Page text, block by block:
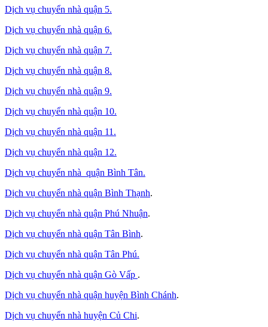
Dịch vụ chuyển nhà quận 5.
Dịch vụ chuyển nhà quận 6.
Dịch vụ chuyển nhà quận 7.
Dịch vụ chuyển nhà quận 8.
Dịch vụ chuyển nhà quận 9.
Dịch vụ chuyển nhà quận 10.
Dịch vụ chuyển nhà quận 11.
Dịch vụ chuyển nhà quận 12.
Dịch vụ chuyển nhà quận Bình Tân.
Dịch vụ chuyển nhà quận Bình Thạnh.
Dịch vụ chuyển nhà quận Phú Nhuận.
Dịch vụ chuyển nhà quận Tân Bình.
Dịch vụ chuyển nhà quận Tân Phú.
Dịch vụ chuyển nhà quận Gò Vấp .
Dịch vụ chuyển nhà quận huyện Bình Chánh.
Dịch vụ chuyển nhà huyện Củ Chi.